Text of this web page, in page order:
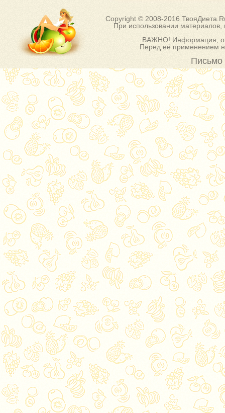
Copyright © 2008-2016
При использовании материалов,
ВАЖНО! Информация,
Перед её применением
Письмо